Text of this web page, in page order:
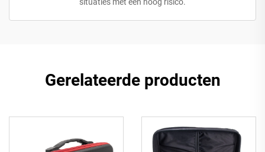
Gerelateerde producten